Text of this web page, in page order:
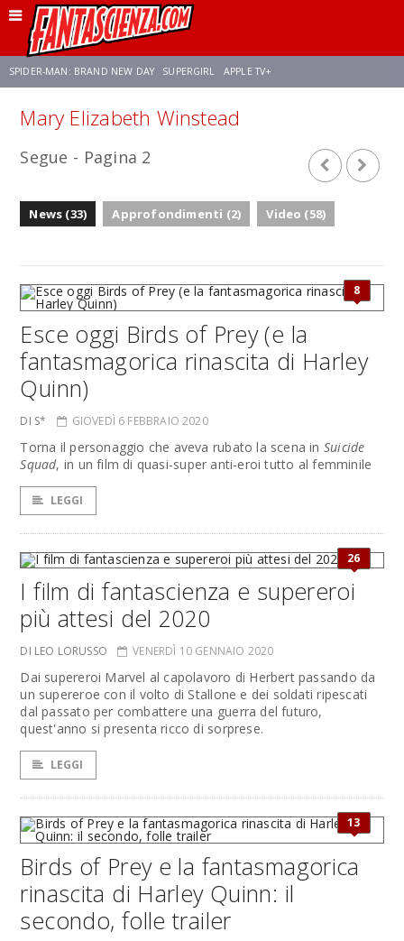
SPIDER-MAN: BRAND NEW DAY SUPERGIRL APPLE TV+
FRANCO RICCIARDIELLO
Mary Elizabeth Winstead
Segue - Pagina 2
News (33) Approfondimenti (2) Video (58)
8
Esce oggi Birds of Prey (e la
fantasmagorica rinascita di Harley
Quinn)
DI S* GIOVEDÌ 6 FEBBRAIO 2020
Torna il personaggio che aveva rubato la scena in Suicide
Squad, in un film di quasi-super anti-eroi tutto al femminile
LEGGI
26
I film di fantascienza e supereroi
più attesi del 2020
DI LEO LORUSSO VENERDÌ 10 GENNAIO 2020
Dai supereroi Marvel al capolavoro di Herbert passando da
un supereroe con il volto di Stallone e dei soldati ripescati
dal passato per combattere una guerra del futuro,
quest'anno si presenta ricco di sorprese.
LEGGI
13
Birds of Prey e la fantasmagorica
rinascita di Harley Quinn: il
secondo, folle trailer